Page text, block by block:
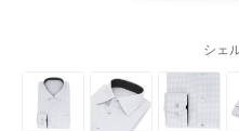
シェ